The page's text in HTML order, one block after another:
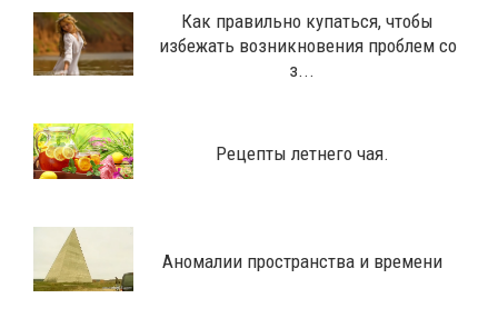
Как правильно купаться, чтобы
избежать возникновения проблем со
з...
Рецепты летнего чая.
Аномалии пространства и времени